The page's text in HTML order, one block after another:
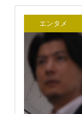
エンタメ